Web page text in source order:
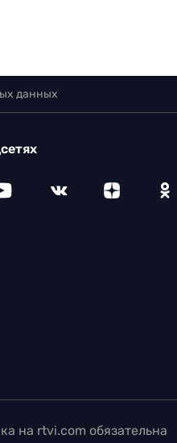
данных
на rtvi.com обязательна